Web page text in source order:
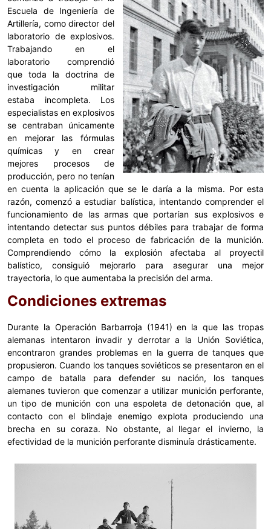
Escuela de Ingeniería de
Artillería, como director del
laboratorio de explosivos.
Trabajando en el
laboratorio comprendió
que toda la doctrina de
investigación militar
estaba incompleta. Los
especialistas en explosivos
se centraban únicamente
en mejorar las fórmulas
químicas y en crear
mejores procesos de
producción, pero no tenían
en cuenta la aplicación que se le daría a la misma. Por esta
razón, comenzó a estudiar balística, intentando comprender el
funcionamiento de las armas que portarían sus explosivos e
intentando detectar sus puntos débiles para trabajar de forma
completa en todo el proceso de fabricación de la munición.
Comprendiendo cómo la explosión afectaba al proyectil
balístico, consiguió mejorarlo para asegurar una mejor
trayectoria, lo que aumentaba la precisión del arma.
Condiciones extremas
Durante la Operación Barbarroja (1941) en la que las tropas
alemanas intentaron invadir y derrotar a la Unión Soviética,
encontraron grandes problemas en la guerra de tanques que
propusieron. Cuando los tanques soviéticos se presentaron en el
campo de batalla para defender su nación, los tanques
alemanes tuvieron que comenzar a utilizar munición perforante,
un tipo de munición con una espoleta de detonación que, al
contacto con el blindaje enemigo explota produciendo una
brecha en su coraza. No obstante, al llegar el invierno, la
efectividad de la munición perforante disminuía drásticamente.